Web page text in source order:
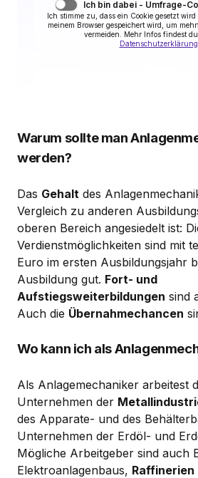
Ich bin dabei - Umfrage-
Ich stimme zu, dass ein Cookie gesetzt
meinem Browser gespeichert wird, um
vermeiden. Mehr Infos findest
Datenschutzerklärung
Warum sollte man
werden?
Das Gehalt des
Vergleich zu anderen
oberen Bereich angesiedelt ist:
Verdienstmöglichkeiten sind mit
Euro im ersten Ausbildungsjahr
Ausbildung gut. Fort- und
Aufstiegsweiterbildungen sind
Auch die Übernahmechancen
Wo kann ich als
Als Anlagemechaniker arbeitest
Unternehmen der
des Apparate- und des
Unternehmen der Erdöl- und
Mögliche Arbeitgeber sind auch
Elektroanlagenbaus, Raffinerien